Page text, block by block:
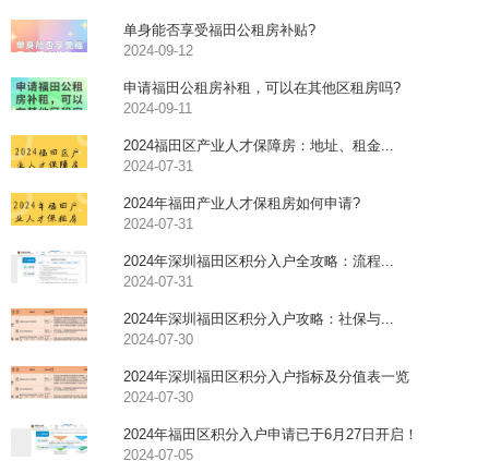
单身能否享受福田公租房补贴?
2024-09-12
申请福田公租房补租，可以在其他区租房吗?
2024-09-11
2024福田区产业人才保障房：地址、租金...
2024-07-31
2024年福田产业人才保租房如何申请?
2024-07-31
2024年深圳福田区积分入户全攻略：流程...
2024-07-31
2024年深圳福田区积分入户攻略：社保与...
2024-07-30
2024年深圳福田区积分入户指标及分值表一览
2024-07-30
2024年福田区积分入户申请已于6月27日开启！
2024-07-05